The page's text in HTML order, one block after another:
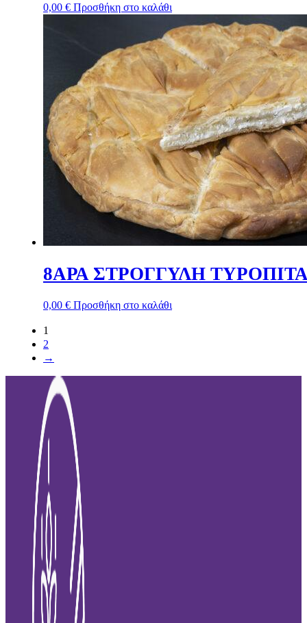
0,00 € Προσθήκη στο καλάθι
8ΑΡΑ ΣΤΡΟΓΓΥΛΗ
0,00 € Προσθήκη στο καλάθι
1
2
→